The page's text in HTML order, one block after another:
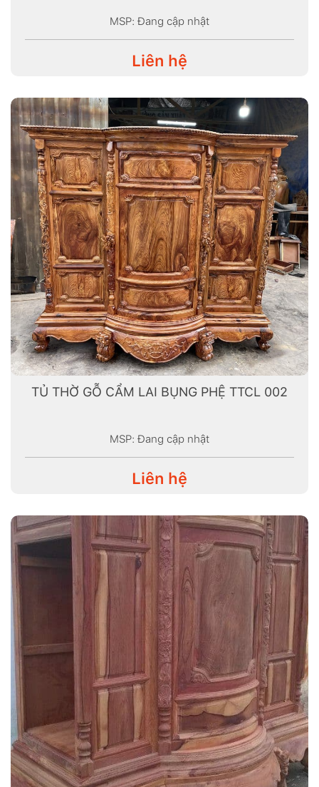
MSP: Đang cập nhật
Liên hệ
TỦ THỜ GỖ CẨM LAI BỤNG PHỆ TTCL 002
MSP: Đang cập nhật
Liên hệ